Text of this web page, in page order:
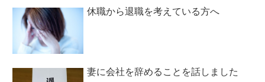
休職から退職を考えている方へ
妻に会社を辞めることを話しました